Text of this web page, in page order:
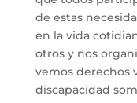
de estas
en la vida
otros y nos
vemos derechos
discapacidad